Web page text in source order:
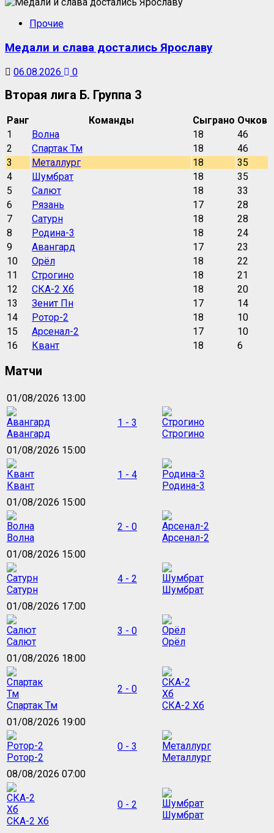
Прочие
Медали и слава достались Ярославу
06.08.2026 0
Вторая лига Б. Группа 3
Ранг Команды Сыграно Очков
1
Волна 18
46
2
Спартак Тм 18
46
3
Металлург 18
35
4
Шумбрат 18
35
5
Салют 18
33
6
Рязань 17
28
7
Сатурн 18
28
8
Родина-3 18
24
9
Авангард 17
23
10
Орёл 18
22
11
Строгино 18
21
12
СКА-2 Хб 18
20
13
Зенит Пн 17
14
14
Ротор-2 18
10
15
Арсенал-2 17
10
16
Квант 18 6
Матчи
01/08/2026 13:00
Авангард
1 - 3
Строгино
01/08/2026 15:00
Квант
1 - 4
Родина-3
01/08/2026 15:00
Волна
2 - 0
Арсенал-2
01/08/2026 15:00
Сатурн
4 - 2
Шумбрат
01/08/2026 17:00
Салют
3 - 0
Орёл
01/08/2026 18:00
Спартак Тм
2 - 0
СКА-2 Хб
01/08/2026 19:00
Ротор-2
0 - 3
Металлург
08/08/2026 07:00
СКА-2 Хб
0 - 2
Шумбрат